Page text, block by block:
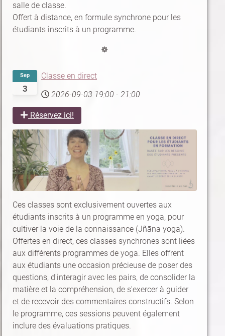
salle de classe.
Offert à distance, en formule synchrone pour les
étudiants inscrits à un programme.
☸
3
Sep
Classe en direct
2026-09-03 19:00 - 21:00
Réservez ici!
Ces classes sont exclusivement ouvertes aux
étudiants inscrits à un programme en yoga, pour
cultiver la voie de la connaissance (Jñāna yoga).
Offertes en direct, ces classes synchrones sont liées
aux différents programmes de yoga. Elles offrent
aux étudiants une occasion précieuse de poser des
questions, d'interagir avec les pairs, de consolider la
matière et la compréhension, de s'exercer à guider
et de recevoir des commentaires constructifs. Selon
le programme, ces sessions peuvent également
inclure des évaluations pratiques.